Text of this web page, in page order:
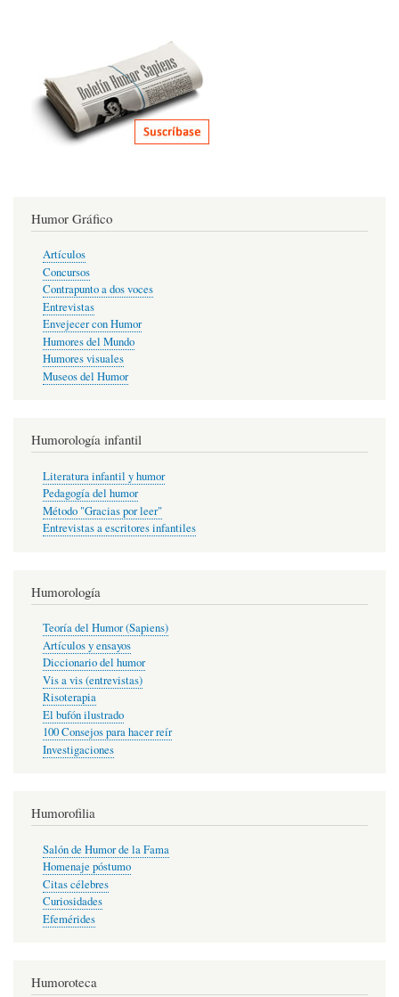
Humor Gráfico
Artículos
Concursos
Contrapunto a dos voces
Entrevistas
Envejecer con Humor
Humores del Mundo
Humores visuales
Museos del Humor
Humorología infantil
Literatura infantil y humor
Pedagogía del humor
Método "Gracias por leer"
Entrevistas a escritores infantiles
Humorología
Teoría del Humor (Sapiens)
Artículos y ensayos
Diccionario del humor
Vis a vis (entrevistas)
Risoterapia
El bufón ilustrado
100 Consejos para hacer reír
Investigaciones
Humorofilia
Salón de Humor de la Fama
Homenaje póstumo
Citas célebres
Curiosidades
Efemérides
Humoroteca